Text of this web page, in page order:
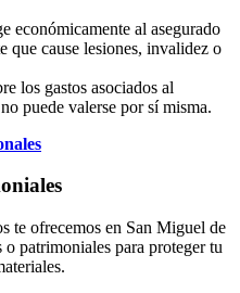
económicamente al asegurado
que cause lesiones, invalidez o
los gastos asociados al
puede valerse por sí misma.
te ofrecemos en San Miguel de
patrimoniales para proteger tu